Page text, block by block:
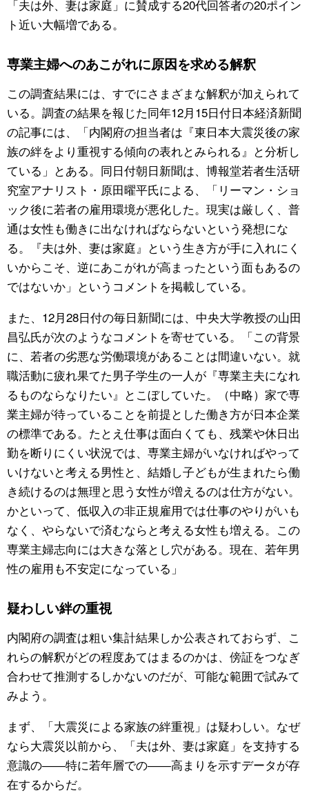
「夫は外、妻は家庭」に賛成する20代回答者の20ポイン
ト近い大幅増である。
専業主婦へのあこがれに原因を求める解釈
この調査結果には、すでにさまざまな解釈が加えられて
いる。調査の結果を報じた同年12月15日付日本経済新聞
の記事には、「内閣府の担当者は『東日本大震災後の家
族の絆をより重視する傾向の表れとみられる』と分析し
ている」とある。同日付朝日新聞は、博報堂若者生活研
究室アナリスト・原田曜平氏による、「リーマン・ショ
ック後に若者の雇用環境が悪化した。現実は厳しく、普
通は女性も働きに出なければならないという発想にな
る。『夫は外、妻は家庭』という生き方が手に入れにく
いからこそ、逆にあこがれが高まったという面もあるの
ではないか」というコメントを掲載している。
また、12月28日付の毎日新聞には、中央大学教授の山田
昌弘氏が次のようなコメントを寄せている。「この背景
に、若者の劣悪な労働環境があることは間違いない。就
職活動に疲れ果てた男子学生の一人が『専業主夫になれ
るものならなりたい』とこぼしていた。（中略）家で専
業主婦が待っていることを前提とした働き方が日本企業
の標準である。たとえ仕事は面白くても、残業や休日出
勤を断りにくい状況では、専業主婦がいなければやって
いけないと考える男性と、結婚し子どもが生まれたら働
き続けるのは無理と思う女性が増えるのは仕方がない。
かといって、低収入の非正規雇用では仕事のやりがいも
なく、やらないで済むならと考える女性も増える。この
専業主婦志向には大きな落とし穴がある。現在、若年男
性の雇用も不安定になっている」
疑わしい絆の重視
内閣府の調査は粗い集計結果しか公表されておらず、こ
れらの解釈がどの程度あてはまるのかは、傍証をつなぎ
合わせて推測するしかないのだが、可能な範囲で試みて
みよう。
まず、「大震災による家族の絆重視」は疑わしい。なぜ
なら大震災以前から、「夫は外、妻は家庭」を支持する
意識の――特に若年層での――高まりを示すデータが存
在するからだ。